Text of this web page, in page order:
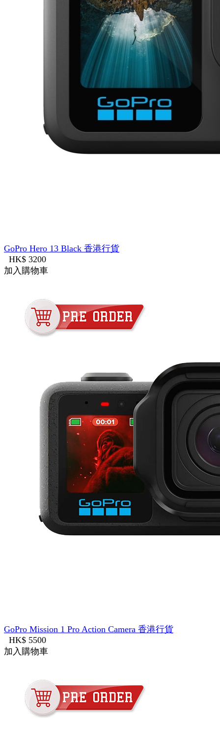
GoPro Hero 13 Black 香港行貨
HK$ 3200
加入購物車
GoPro Mission 1 Pro Action Camera 香港行貨
HK$ 5500
加入購物車